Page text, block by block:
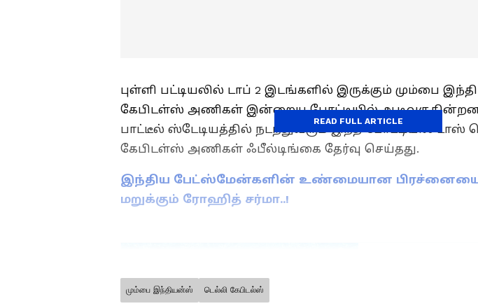
புள்ளி பட்டியலில் டாப் 2 இடங்களில் இருக்கும் மும்பை
கேபிடள்ஸ் அணிகள் இன்றைய போட்டியில் ஆடிவருகின்றன.
பாட்டீல் ஸ்டேடியத்தில் நடந்துவரும் இந்த போட்டியில்
கேபிடள்ஸ் அணிகள் ஃபீல்டிங்கை தேர்வு செய்தது.
இந்திய பேட்ஸ்மேன்களின் உண்மையான
மறுக்கும் ரோஹித் சர்மா..!
READ FULL ARTICLE
ABOUT THE AUTHOR
மும்பை இந்தியன்ஸ் டெல்லி கேபிடல்ஸ்